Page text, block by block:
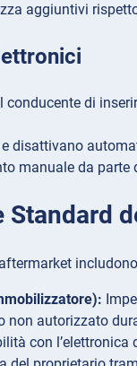
aggiuntivi
conducente di
disattivano
manuale da parte
Standard
non autorizzato
con